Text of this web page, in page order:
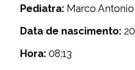
Pediatra: Marco Antonio
Data de nascimento:
Hora: 08:13